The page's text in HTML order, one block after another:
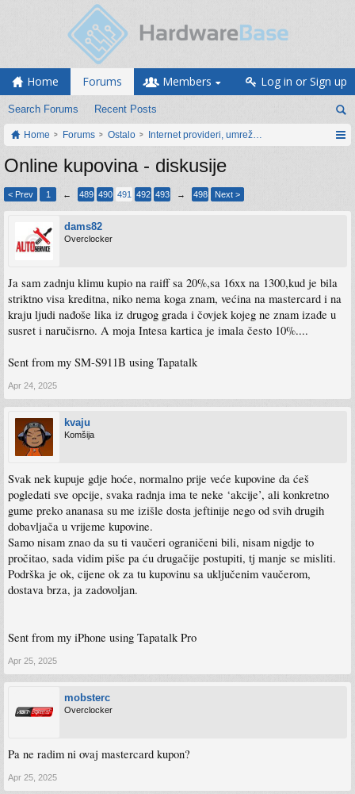
Home Forums
Search Forums Recent Posts
Members Log in or Sign up
Home Forums Ostalo Internet provideri, umrežavanje i web servisi
Online kupovina - diskusije
< Prev 1 ← 489 490 491 492 493 → 498 Next >
dams82
Overclocker
Ja sam zadnju klimu kupio na raiff sa 20%,sa 16xx na 1300,kud je bila
striktno visa kreditna, niko nema koga znam, većina na mastercard i na
kraju ljudi nađoše lika iz drugog grada i čovjek kojeg ne znam izađe u
susret i naručisrno. A moja Intesa kartica je imala često 10%....
Sent from my SM-S911B using Tapatalk
Apr 24, 2025
kvaju
Komšija
Svak nek kupuje gdje hoće, normalno prije veće kupovine da ćeš
pogledati sve opcije, svaka radnja ima te neke ‘akcije’, ali konkretno
gume preko ananasa su me izišle dosta jeftinije nego od svih drugih
dobavljača u vrijeme kupovine.
Samo nisam znao da su ti vaučeri ograničeni bili, nisam nigdje to
pročitao, sada vidim piše pa ću drugačije postupiti, tj manje se misliti.
Podrška je ok, cijene ok za tu kupovinu sa uključenim vaučerom,
dostava brza, ja zadovoljan.
Sent from my iPhone using Tapatalk Pro
Apr 25, 2025
mobsterc
Overclocker
Pa ne radim ni ovaj mastercard kupon?
Apr 25, 2025